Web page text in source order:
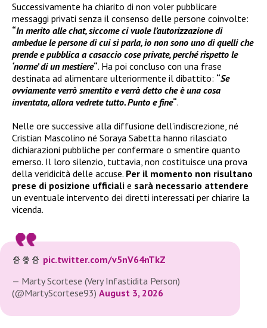
Successivamente ha chiarito di non voler pubblicare
messaggi privati senza il consenso delle persone coinvolte:
“In merito alle chat, siccome ci vuole l’autorizzazione di
ambedue le persone di cui si parla, io non sono uno di quelli che
prende e pubblica a casaccio cose private, perché rispetto le
‘norme’ di un mestiere“. Ha poi concluso con una frase
destinata ad alimentare ulteriormente il dibattito: “Se
ovviamente verrò smentito e verrà detto che è una cosa
inventata, allora vedrete tutto. Punto e fine“.
Nelle ore successive alla diffusione dell’indiscrezione, né
Cristian Mascolino né Soraya Sabetta hanno rilasciato
dichiarazioni pubbliche per confermare o smentire quanto
emerso. Il loro silenzio, tuttavia, non costituisce una prova
della veridicità delle accuse. Per il momento non risultano
prese di posizione ufficiali e sarà necessario attendere
un eventuale intervento dei diretti interessati per chiarire la
vicenda.
🍿🍿🍿 pic.twitter.com/v5nV64nTkZ
— Marty Scortese (Very Infastidita Person)
(@MartyScortese93) August 3, 2026